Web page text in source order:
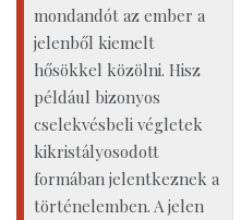
mondandót az ember a
jelenből kiemelt
hősökkel közölni. Hisz
például bizonyos
cselekvésbeli végletek
kikristályosodott
formában jelentkeznek a
történelemben. A jelen